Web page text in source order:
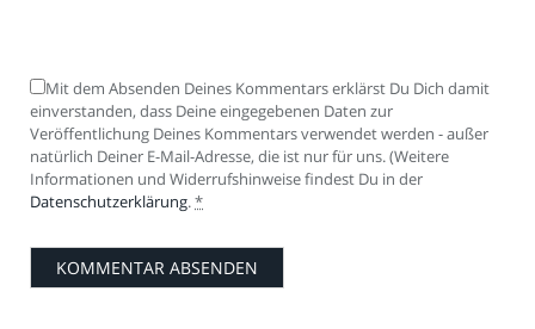
Mit dem Absenden Deines Kommentars erklärst Du Dich damit
einverstanden, dass Deine eingegebenen Daten zur
Veröffentlichung Deines Kommentars verwendet werden - außer
natürlich Deiner E-Mail-Adresse, die ist nur für uns. (Weitere
Informationen und Widerrufshinweise findest Du in der
Datenschutzerklärung. *